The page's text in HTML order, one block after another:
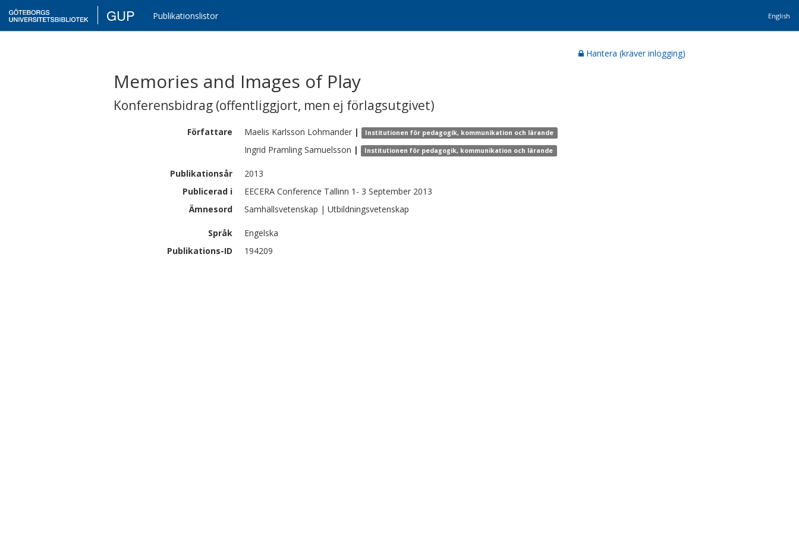
GUP Publikationslistor English
Hantera (kräver inlogging)
Memories and Images of Play
Konferensbidrag (offentliggjort, men ej förlagsutgivet)
Författare Maelis Karlsson Lohmander | Institutionen för pedagogik, kommunikation och lärande
Ingrid Pramling Samuelsson | Institutionen för pedagogik, kommunikation och lärande
Publikationsår
2013
Publicerad i
EECERA Conference Tallinn 1- 3 September 2013
Ämnesord
Samhällsvetenskap | Utbildningsvetenskap
Språk
Engelska
Publikations-ID
194209